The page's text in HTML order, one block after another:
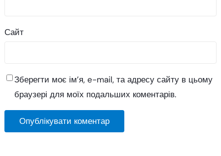
Сайт
Зберегти моє ім’я, e-mail, та адресу сайту в цьому
браузері для моїх подальших коментарів.